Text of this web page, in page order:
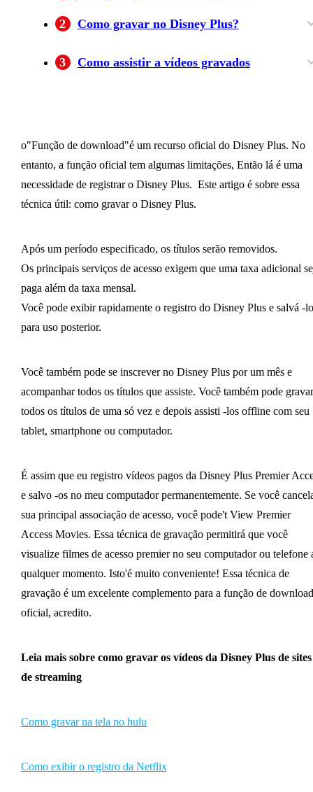
2 Como gravar no Disney Plus?
3 Como assistir a vídeos gravados
o"Função de download"é um recurso oficial do Disney Plus. No
entanto, a função oficial tem algumas limitações, Então lá é uma
necessidade de registrar o Disney Plus. Este artigo é sobre essa
técnica útil: como gravar o Disney Plus.
Após um período especificado, os títulos serão removidos.
Os principais serviços de acesso exigem que uma taxa adicional
paga além da taxa mensal.
Você pode exibir rapidamente o registro do Disney Plus e salvá -
para uso posterior.
Você também pode se inscrever no Disney Plus por um mês e
acompanhar todos os títulos que assiste. Você também pode gravar
todos os títulos de uma só vez e depois assisti -los offline com seu
tablet, smartphone ou computador.
É assim que eu registro vídeos pagos da Disney Plus Premier
e salvo -os no meu computador permanentemente. Se você
sua principal associação de acesso, você pode't View Premier
Access Movies. Essa técnica de gravação permitirá que você
visualize filmes de acesso premier no seu computador ou telefone
qualquer momento. Isto'é muito conveniente! Essa técnica de
gravação é um excelente complemento para a função de download
oficial, acredito.
Leia mais sobre como gravar os vídeos da Disney Plus de sites
de streaming
Como gravar na tela no hulu
Como exibir o registro da Netflix